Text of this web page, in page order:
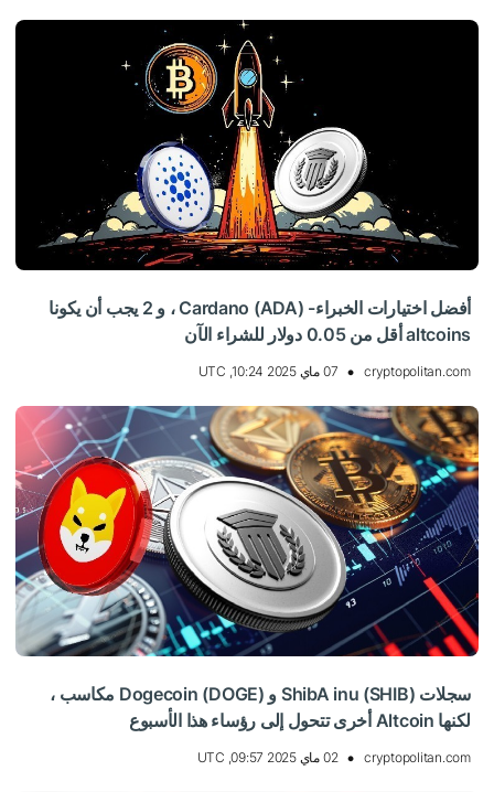
أفضل اختيارات الخبراء- Cardano (ADA) ، و 2 يجب أن يكونا
altcoins أقل من 0.05 دولار للشراء الآن
cryptopolitan.com 07 ماي 2025 10:24, UTC
سجلات ShibA inu (SHIB) و Dogecoin (DOGE) مكاسب ،
لكنها Altcoin أخرى تتحول إلى رؤساء هذا الأسبوع
cryptopolitan.com 02 ماي 2025 09:57, UTC